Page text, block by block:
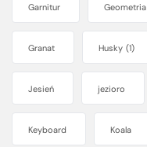
Garnitur Geometria
Granat Husky (1)
Jesień jezioro
Keyboard Koala